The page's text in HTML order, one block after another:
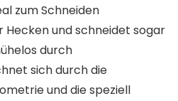
zum Schneiden
und schneidet sogar
durch
sich durch die
und die speziell